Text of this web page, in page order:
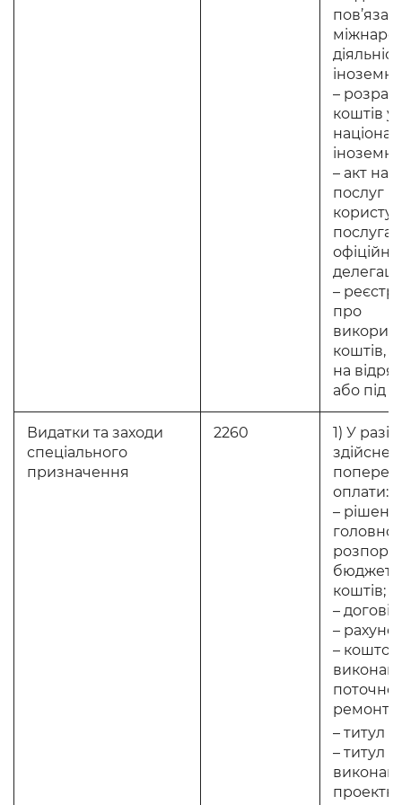
–
коштів у
– акт
послуг (у
– реєстр
про
коштів,
на
або під
Видатки та заходи
спеціального
призначення
2260
1) У разі
оплати:
–
коштів;
– договір;
–
–
ремонту;
– титул
– титул